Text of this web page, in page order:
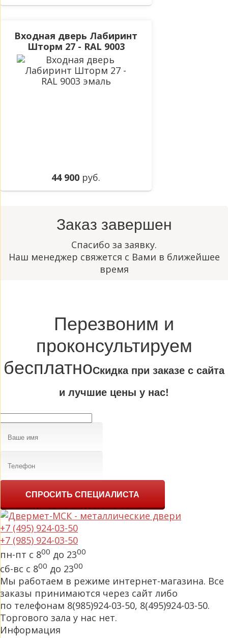
Входная дверь Лабиринт
Шторм 27 - RAL 9003
эмаль
44 900 руб.
Заказ завершен
Спасибо за заявку.
Наш менеджер свяжется с Вами в ближейшее
время
Перезвоним и
проконсультируем
бесплатноCкидка при заказе с сайта
и лучшие цены у нас!
СПРОСИТЬ СПЕЦИАЛИСТА
+7 (495) 924-03-50
+7 (985) 924-03-50
пн-пт с 800 до 2300
сб-вс с 800 до 2300
Мы работаем в режиме интернет-магазина. Все
заказы принимаются через сайт либо
по телефонам 8(985)924-03-50, 8(495)924-03-50.
Торгового зала у нас нет.
Информация